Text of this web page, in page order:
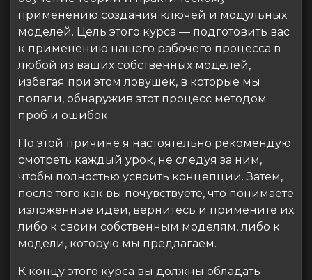
применению создания ключей и модульных
моделей. Цель этого курса — подготовить вас
к применению нашего рабочего процесса в
любой из ваших собственных моделей,
избегая при этом ловушек, в которые мы
попали, обнаружив этот процесс методом
проб и ошибок.
По этой причине я настоятельно рекомендую
смотреть каждый урок, не следуя за ним,
чтобы полностью усвоить концепции. Затем,
после того как вы почувствуете, что понимаете
изложенные идеи, вернитесь и примените их
либо к своим собственным моделям, либо к
модели, которую мы предлагаем.
К концу этого курса вы должны обладать